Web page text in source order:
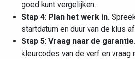
goed kunt vergelijken.
Stap 4: Plan het werk in.
startdatum en duur van de klus af.
Stap 5: Vraag naar de garantie.
kleurcodes van de verf en vraag